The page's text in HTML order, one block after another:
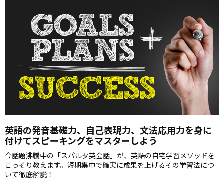
英語の発音基礎力、自己表現力、文法応用力を身に
付けてスピーキングをマスターしよう
今話題沸騰中の「スパルタ英会話」が、英語の自宅学習メソッドを
こっそり教えます。短期集中で確実に成果を上げるその学習法につ
いて徹底解説！